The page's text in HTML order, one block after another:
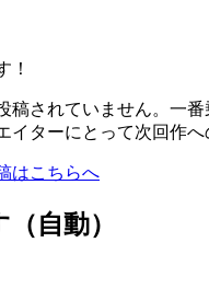
！
稿されていません。一
ターにとって次回作へ
はこちらへ
自動）